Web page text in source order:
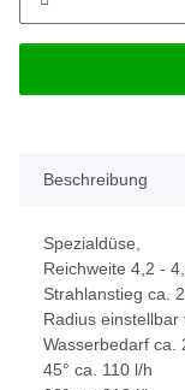
Beschreibung
Spezialdüse,
Reichweite 4,2 -
Strahlanstieg ca.
Radius einstellbar
Wasserbedarf ca.
45° ca. 110 l/h